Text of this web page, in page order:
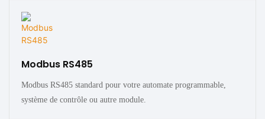
Modbus RS485
Modbus RS485 standard pour votre automate programmable,
système de contrôle ou autre module.